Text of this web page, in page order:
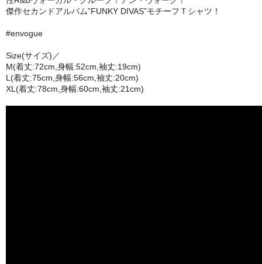
傑作セカンドアルバム”FUNKY DIVAS”モチーフＴシャツ！
#envogue
Size(サイズ)／
M(着丈:72cm,身幅:52cm,袖丈:19cm)
L(着丈:75cm,身幅:56cm,袖丈:20cm)
XL(着丈:78cm,身幅:60cm,袖丈:21cm)